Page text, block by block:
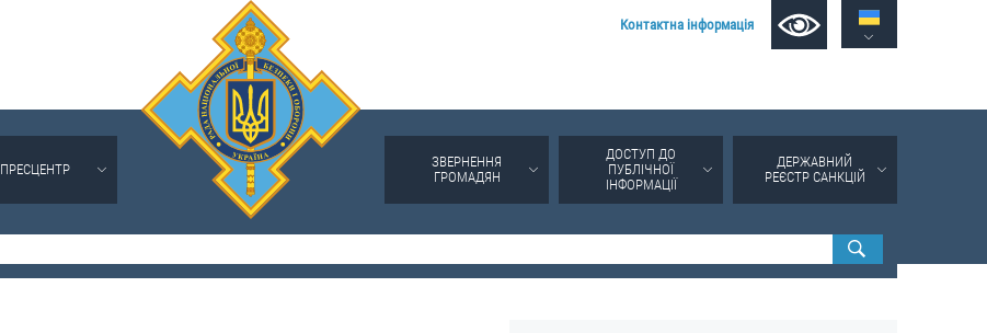
Контактна інформація
ПРЕСЦЕНТР
ЗВЕРНЕННЯ
ГРОМАДЯН
ДОСТУП ДО
ПУБЛІЧНОЇ
ІНФОРМАЦІЇ
ДЕРЖАВНИЙ
РЕЄСТР САНКЦІЙ